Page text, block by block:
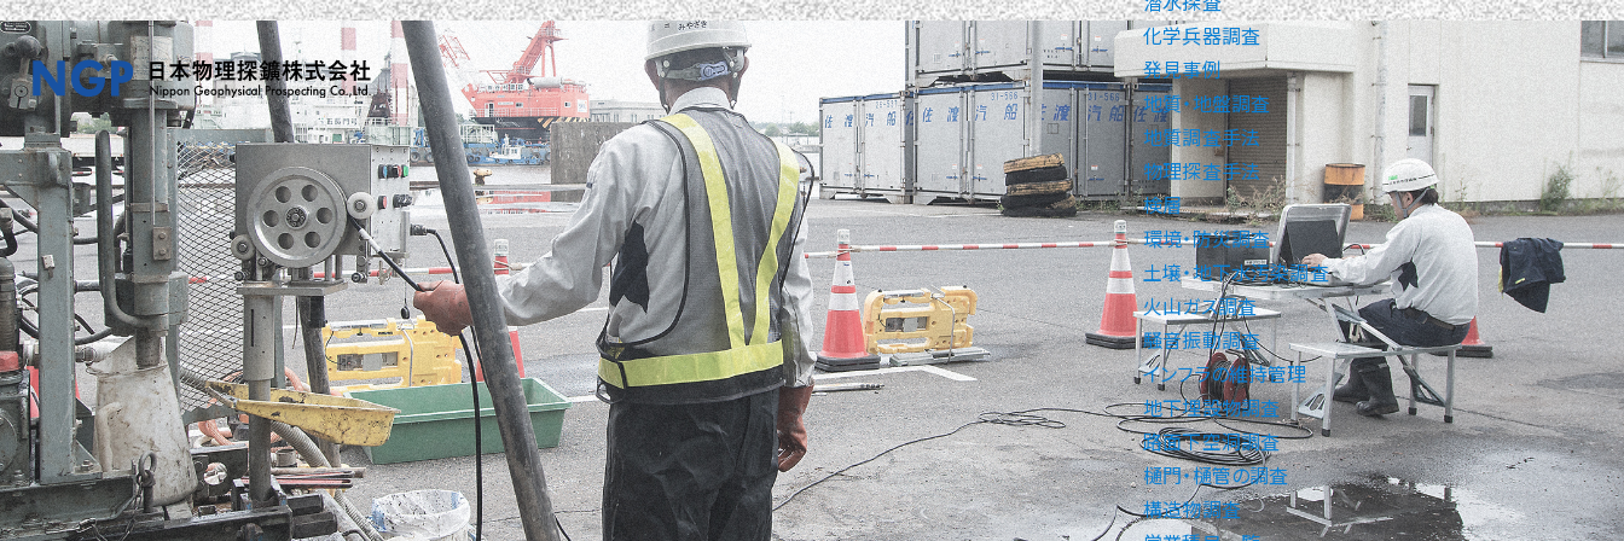
化学兵器調査
発見事例
地質・地盤調査
地質調査手法
物理探査手法
検層
環境・防災調査
土壌・地下水汚染調査
火山ガス調査
騒音振動調査
インフラの維持管理
地下埋設物調査
路面下空洞調査
樋門・樋管の調査
構造物調査